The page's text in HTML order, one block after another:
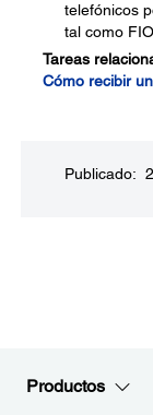
telefónicos
tal como
Tareas
Cómo recibir
Publicado:
Productos